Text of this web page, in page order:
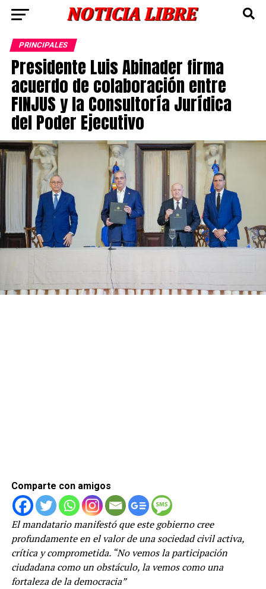
PRINCIPALES
Presidente Luis Abinader firma
acuerdo de colaboración entre
FINJUS y la Consultoría Jurídica
del Poder Ejecutivo
Comparte con amigos
El mandatario manifestó que este gobierno cree
profundamente en el valor de una sociedad civil activa,
crítica y comprometida. “No vemos la participación
ciudadana como un obstáculo, la vemos como una
fortaleza de la democracia”